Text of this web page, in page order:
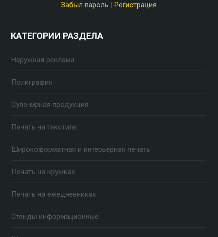
Забыл пароль
Регистрация
КАТЕГОРИИ РАЗДЕЛА
Наружная реклама
Полиграфия
Сувенирная продукция
Печать на текстиле
Широкоформатная и интерьерная печать
Печать на кружках
Печать на ежедневниках
Стенды информационные